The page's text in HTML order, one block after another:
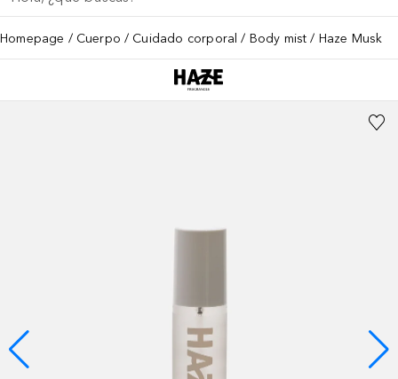
Homepage Cuerpo Cuidado corporal Body mist Haze Musk